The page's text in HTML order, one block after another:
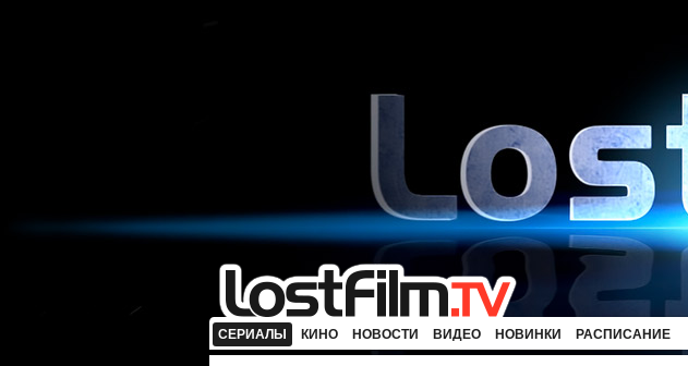
СЕРИАЛЫ КИНО НОВОСТИ ВИДЕО НОВИНКИ РАСПИСАНИЕ